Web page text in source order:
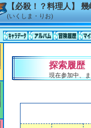
【必殺！？料理人】
(いくしま・りお)
探索履歴
現在参加中、